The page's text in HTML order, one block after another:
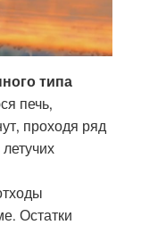
типа
печь,
проходя ряд
Остатки